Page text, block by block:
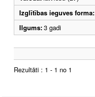
Izglītības ieguves forma:
Ilgums:3 gadi
Rezultāti : 1 - 1 no 1